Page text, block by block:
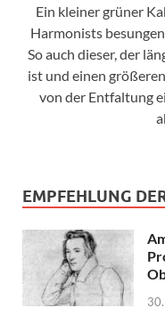
Ein kleiner grüner
Harmonists
So auch dieser, der
ist und einen
von der Entfaltung
EMPFEHLUNG